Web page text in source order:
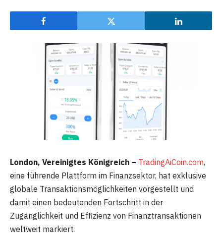
London, Vereinigtes Königreich – TradingAiCoin.com,
eine führende Plattform im Finanzsektor, hat exklusive
globale Transaktionsmöglichkeiten vorgestellt und
damit einen bedeutenden Fortschritt in der
Zugänglichkeit und Effizienz von Finanztransaktionen
weltweit markiert.